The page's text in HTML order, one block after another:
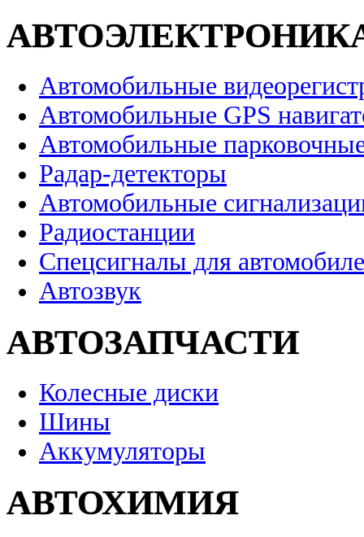
Автомобильные
Автомобильные GPS
Автомобильные
Радар-детекторы
Автомобильные
Радиостанции
Спецсигналы для
Автозвук
АВТОЗАПЧАСТИ
Колесные диски
Шины
Аккумуляторы
АВТОХИМИЯ